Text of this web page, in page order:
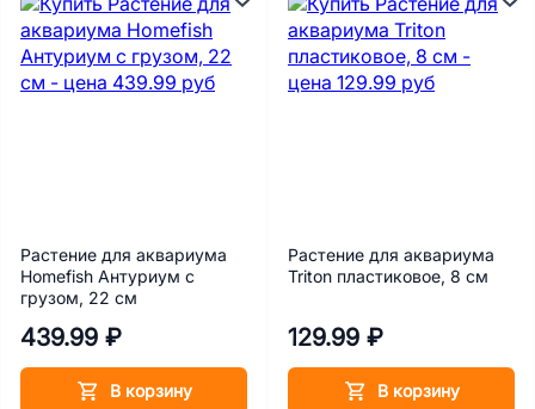
Растение для аквариума
Homefish Антуриум с
грузом, 22 см
439.99 ₽
В корзину
Растение для аквариума
Triton пластиковое, 8 см
129.99 ₽
В корзину